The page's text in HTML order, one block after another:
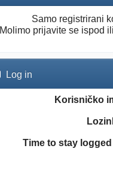
Samo registrirani
Molimo prijavite se ispod ili
Log in
Korisničko
Time to stay